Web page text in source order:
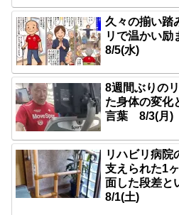
久々の揃い踏
リで温かい
8/5(水)
8週間ぶりの
た身体の変化
言葉 8/3(月)
リハビリ病院
支えられた1
面した段差
8/1(土)